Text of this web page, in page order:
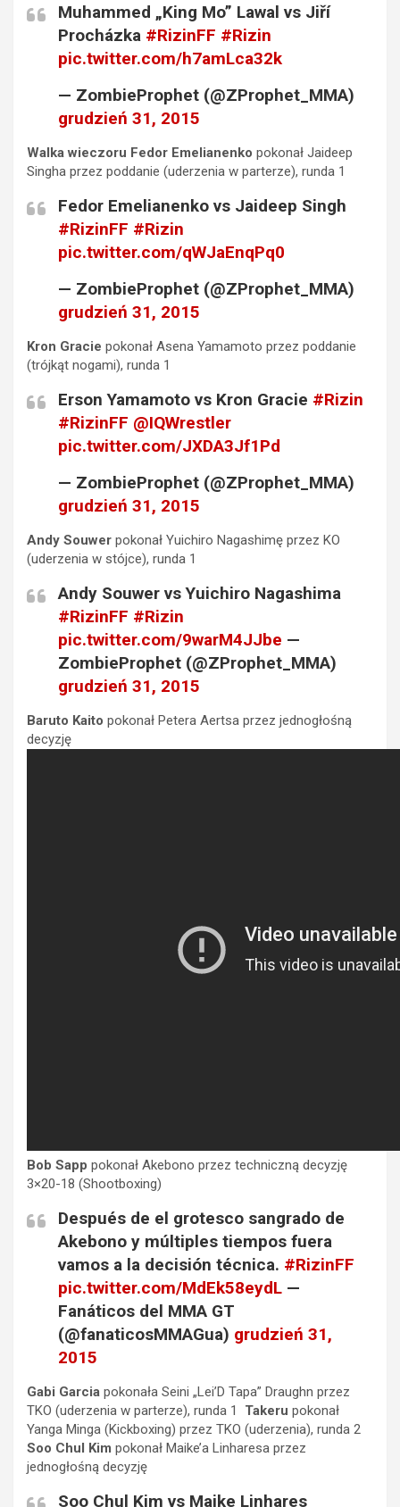
Muhammed „King Mo” Lawal vs Jiří
Procházka #RizinFF #Rizin
pic.twitter.com/h7amLca32k
— ZombieProphet (@ZProphet_MMA)
grudzień 31, 2015
Walka wieczoru Fedor Emelianenko pokonał Jaideep
Singha przez poddanie (uderzenia w parterze), runda 1
Fedor Emelianenko vs Jaideep Singh
#RizinFF #Rizin
pic.twitter.com/qWJaEnqPq0
— ZombieProphet (@ZProphet_MMA)
grudzień 31, 2015
Kron Gracie pokonał Asena Yamamoto przez poddanie
(trójkąt nogami), runda 1
Erson Yamamoto vs Kron Gracie #Rizin
#RizinFF @IQWrestler
pic.twitter.com/JXDA3Jf1Pd
— ZombieProphet (@ZProphet_MMA)
grudzień 31, 2015
Andy Souwer pokonał Yuichiro Nagashimę przez KO
(uderzenia w stójce), runda 1
Andy Souwer vs Yuichiro Nagashima
#RizinFF #Rizin
pic.twitter.com/9warM4JJbe —
ZombieProphet (@ZProphet_MMA)
grudzień 31, 2015
Baruto Kaito pokonał Petera Aertsa przez jednogłośną
decyzję
Bob Sapp pokonał Akebono przez techniczną decyzję
3×20-18 (Shootboxing)
Después de el grotesco sangrado de
Akebono y múltiples tiempos fuera
vamos a la decisión técnica. #RizinFF
pic.twitter.com/MdEk58eydL —
Fanáticos del MMA GT
(@fanaticosMMAGua) grudzień 31,
2015
Gabi Garcia pokonała Seini „Lei’D Tapa” Draughn przez
TKO (uderzenia w parterze), runda 1
Takeru pokonał
Yanga Minga (Kickboxing) przez TKO (uderzenia), runda 2
Soo Chul Kim pokonał Maike’a Linharesa przez
jednogłośną decyzję
Soo Chul Kim vs Maike Linhares